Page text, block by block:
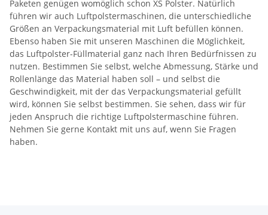
Paketen genügen womöglich schon XS Polster. Natürlich
führen wir auch Luftpolstermaschinen, die unterschiedliche
Größen an Verpackungsmaterial mit Luft befüllen können.
Ebenso haben Sie mit unseren Maschinen die Möglichkeit,
das Luftpolster-Füllmaterial ganz nach Ihren Bedürfnissen zu
nutzen. Bestimmen Sie selbst, welche Abmessung, Stärke und
Rollenlänge das Material haben soll – und selbst die
Geschwindigkeit, mit der das Verpackungsmaterial gefüllt
wird, können Sie selbst bestimmen. Sie sehen, dass wir für
jeden Anspruch die richtige Luftpolstermaschine führen.
Nehmen Sie gerne Kontakt mit uns auf, wenn Sie Fragen
haben.